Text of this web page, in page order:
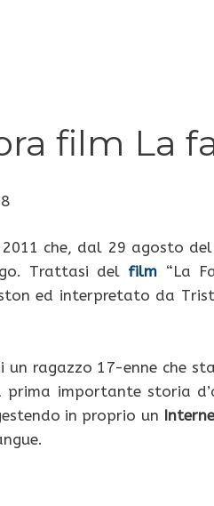
film La
che, dal 29 agosto
Trattasi del film “La
ed interpretato da
ragazzo 17-enne che
importante storia
in proprio un